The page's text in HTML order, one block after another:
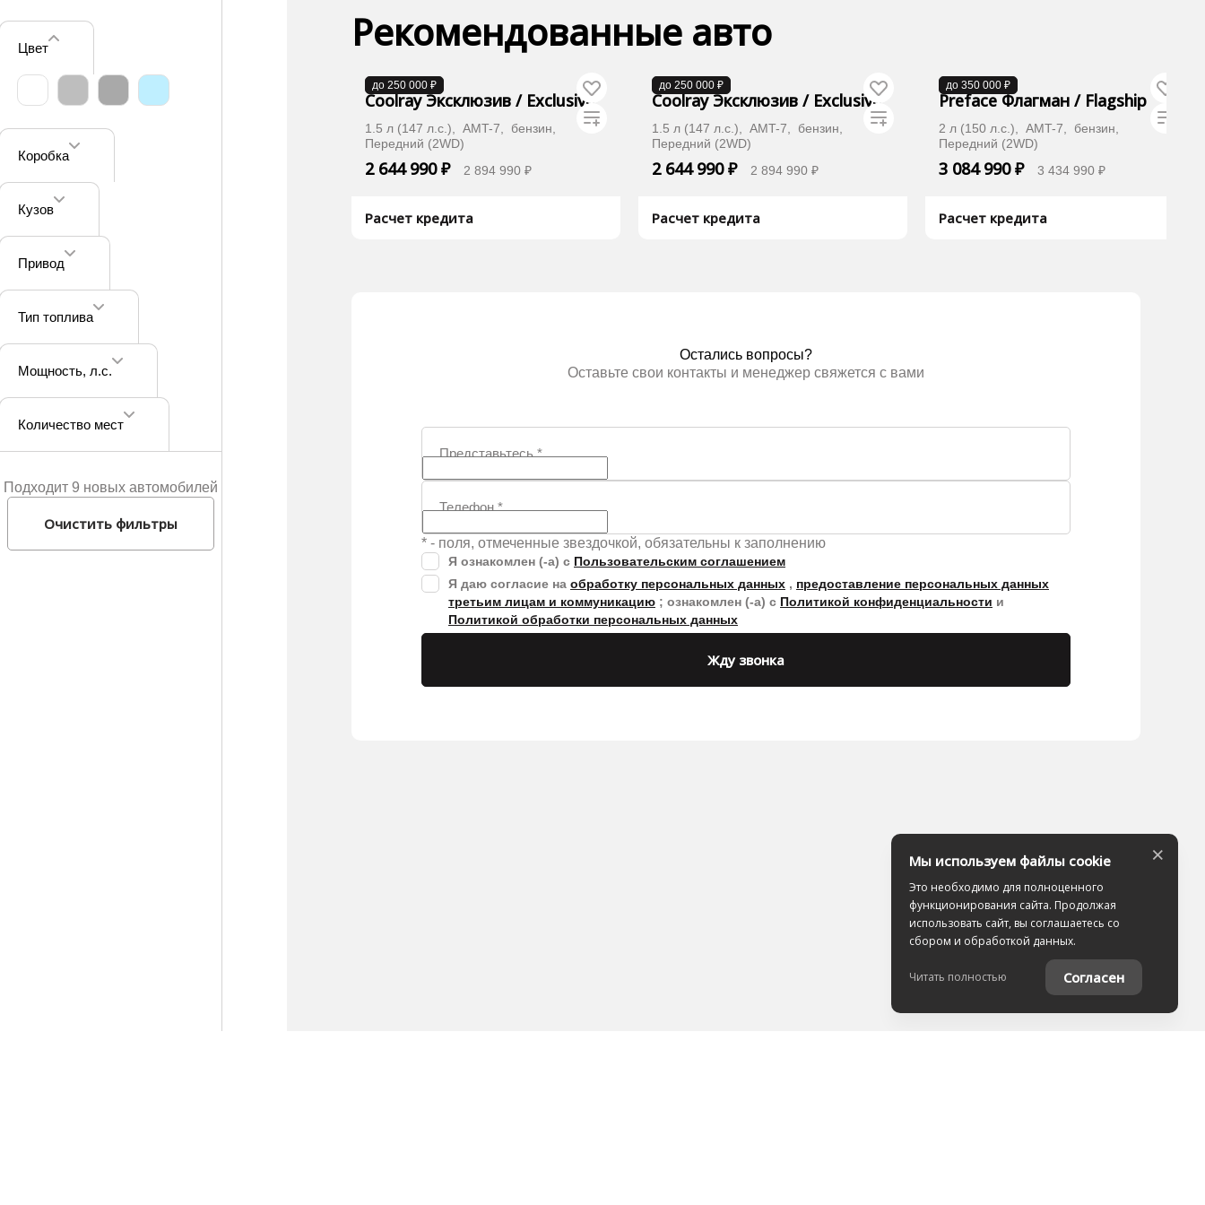
Цвет
Коробка
Кузов
Привод
Тип топлива
Мощность, л.с.
Количество мест
Подходит 9 новых автомобилей
Очистить фильтры
Рекомендованные авто
до 250 000 ₽
В поставке
Coolray Эксклюзив / Exclusive
1.5 л (147 л.с.), AMT-7, бензин,
Передний (2WD)
2 644 990 ₽ 2 894 990 ₽
Расчет кредита
до 250 000 ₽
В наличии
Coolray Эксклюзив / Exclusive
1.5 л (147 л.с.), AMT-7, бензин,
Передний (2WD)
2 644 990 ₽ 2 894 990 ₽
Расчет кредита
до 350 000 ₽
В наличии
Preface Флагман / Flagship
2 л (150 л.с.), AMT-7, бензин,
Передний (2WD)
3 084 990 ₽ 3 434 990 ₽
Расчет кредита
Остались вопросы?
Оставьте свои контакты и менеджер свяжется с вами
Представьтесь*
Телефон*
* - поля, отмеченные звездочкой, обязательны к заполнению
Я ознакомлен (-а) с Пользовательским соглашением
Я даю согласие на обработку персональных данных , предоставление персональных данных
третьим лицам и коммуникацию ; ознакомлен (-а) с Политикой конфиденциальности и
Политикой обработки персональных данных
Жду звонка
Мы используем файлы cookie
Это необходимо для полноценного
функционирования сайта. Продолжая
использовать сайт, вы соглашаетесь со
сбором и обработкой данных.
Читать полностью Согласен
×